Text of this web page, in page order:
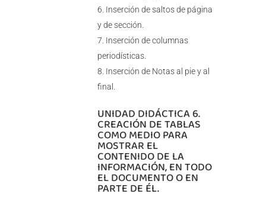
Inserción de saltos de página
y de sección.
Inserción de columnas
periodísticas.
Inserción de Notas al pie y al
final.
UNIDAD DIDÁCTICA 6.
CREACIÓN DE TABLAS
COMO MEDIO PARA
MOSTRAR EL
CONTENIDO DE LA
INFORMACIÓN, EN TODO
EL DOCUMENTO O EN
PARTE DE ÉL.